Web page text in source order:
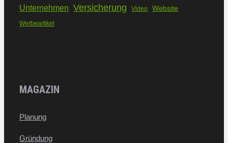
Unternehmen Versicherung Video Website
Werbeartikel
MAGAZIN
Planung
Gründung